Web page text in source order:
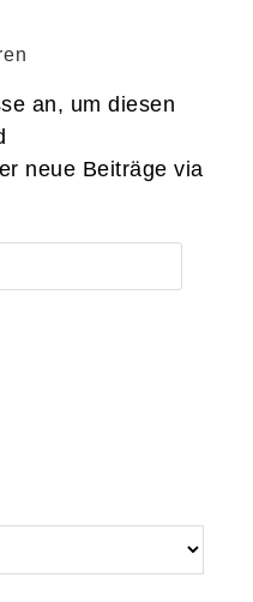
an, um diesen
neue Beiträge via